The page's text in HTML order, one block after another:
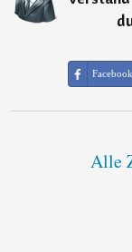
Facebook
Alle